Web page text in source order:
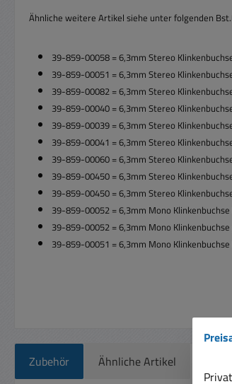
Ähnliche weitere Artikel siehe unter folgenden
39-859-00058 = 6,3mm Stereo
39-859-00051 = 6,3mm Stereo
39-859-00082 =6,3mm Stereo
39-859-00040 =6,3mm Stereo
39-859-00039 =6,3mm Stereo
39-859-00041 =6,3mm Stereo
39-859-00060 =6,3mm Stereo
39-859-00450 =6,3mm Stereo
39-859-00450 =6,3mm Stereo
39-859-00052 =6,3mm Mono
39-859-00052 =6,3mm Mono
39-859-00051 =6,3mm Mono
Zubehör Ähnliche Artikel